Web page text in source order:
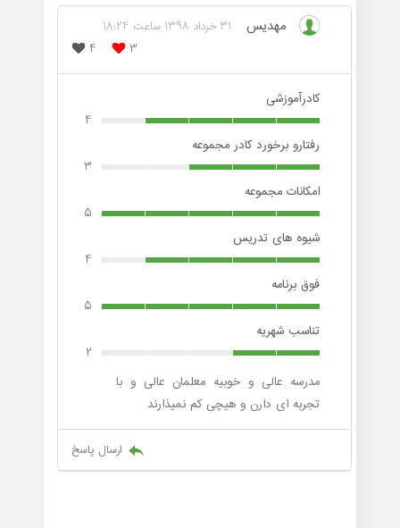
مهدیس
31 خرداد 1398 ساعت 18:24
3
4
کادرآموزشی
4
رفتارو برخورد کادر مجموعه
3
امکانات مجموعه
5
شیوه های تدریس
4
فوق برنامه
5
تناسب شهریه
2
مدرسه عالی و خوبیه معلمان عالی و با
تجربه ای دارن و هیچی کم نمیذارند
ارسال پاسخ